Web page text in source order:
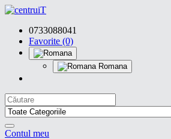
0733088041
Favorite (0)
Romana
Contul meu